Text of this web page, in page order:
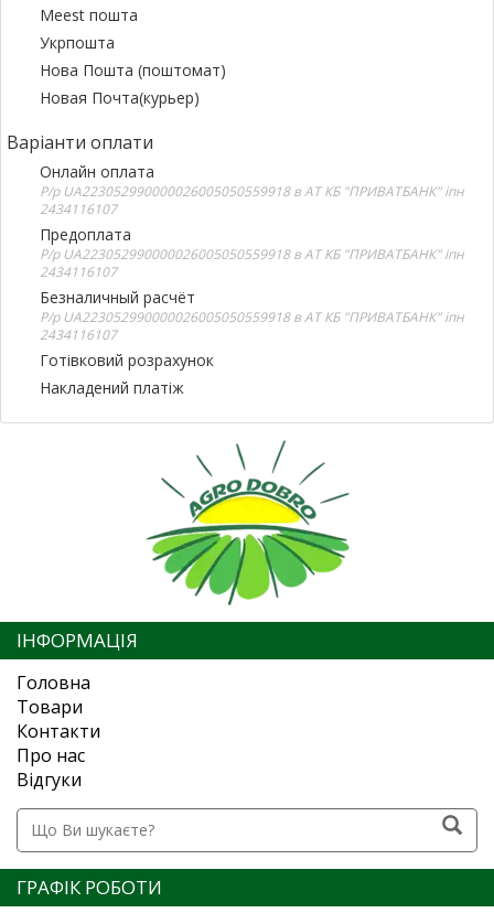
Meest пошта
Укрпошта
Нова Пошта (поштомат)
Новая Почта(курьер)
Варіанти оплати
Онлайн оплата
Р/р UA223052990000026005050559918 в АТ КБ "ПРИВАТБАНК" іпн
2434116107
Предоплата
Р/р UA223052990000026005050559918 в АТ КБ "ПРИВАТБАНК" іпн
2434116107
Безналичный расчёт
Р/р UA223052990000026005050559918 в АТ КБ "ПРИВАТБАНК" іпн
2434116107
Готівковий розрахунок
Накладений платіж
ІНФОРМАЦІЯ
Головна
Товари
Контакти
Про нас
Відгуки
ГРАФІК РОБОТИ